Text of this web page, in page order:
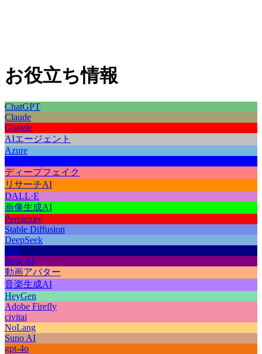
お役立ち情報
ChatGPT
Claude
Google
AIエージェント
Azure
ディープフェイク
リサーチAI
DALL·E
画像生成AI
Perplexity
Stable Diffusion
DeepSeek
Dify
Bing AI
動画アバター
音楽生成AI
HeyGen
Adobe Firefly
civitai
NoLang
Suno AI
gpt-4o